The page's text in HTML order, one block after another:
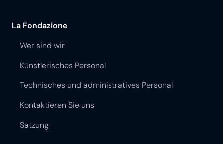
La Fondazione
Wer sind wir
Künstlerisches Personal
Technisches und administratives Personal
Kontaktieren Sie uns
Satzung